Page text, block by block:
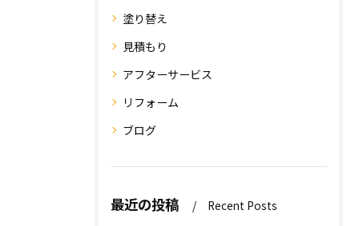
塗り替え
見積もり
アフターサービス
リフォーム
ブログ
最近の投稿 Recent Posts